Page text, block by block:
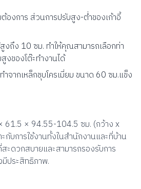
องการ ส่วนการปรับสูง-ต่ำของเก้าอี้
งถึง 10 ซม. ทำให้คุณสามารถเลือกท่า
งของโต๊ะทำงานได้
ำจากเหล็กชุบโครเมี่ยม ขนาด 60 ซม.แข็ง
61.5 × 94.55-104.5 ซม. (กว้าง x
กับการใช้งานทั้งในสำนักงานและที่บ้าน
ะดวกสบายและสามารถรองรับการ
มีประสิทธิภาพ.